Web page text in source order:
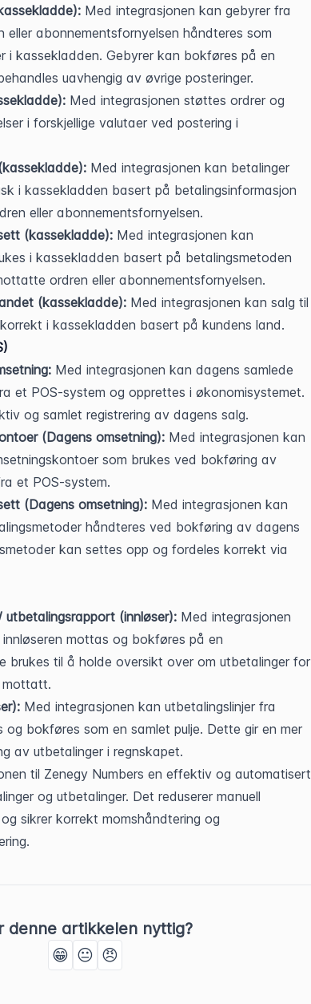
Med integrasjonen kan gebyrer fra
abonnementsfornyelsen håndteres som
i kassekladden. Gebyrer kan bokføres på en
uavhengig av øvrige posteringer.
Med integrasjonen støttes ordrer og
i forskjellige valutaer ved postering i
Med integrasjonen kan betalinger
i kassekladden basert på betalingsinformasjon
eller abonnementsfornyelsen.
(kassekladde): Med integrasjonen kan
i kassekladden basert på betalingsmetoden
ordren eller abonnementsfornyelsen.
(kassekladde): Med integrasjonen kan salg til
i kassekladden basert på kundens land.
Med integrasjonen kan dagens samlede
et POS-system og opprettes i økonomisystemet.
og samlet registrering av dagens salg.
(Dagens omsetning): Med integrasjonen kan
som brukes ved bokføring av
et POS-system.
(Dagens omsetning): Med integrasjonen kan
håndteres ved bokføring av dagens
kan settes opp og fordeles korrekt via
(innløser): Med integrasjonen
mottas og bokføres på en
brukes til å holde oversikt over om utbetalinger for
mottatt.
Med integrasjonen kan utbetalingslinjer fra
og bokføres som en samlet pulje. Dette gir en mer
av utbetalinger i regnskapet.
til Zenegy Numbers en effektiv og automatisert
og utbetalinger. Det reduserer manuell
sikrer korrekt momshåndtering og
denne artikkelen nyttig?
😁 😐 😠